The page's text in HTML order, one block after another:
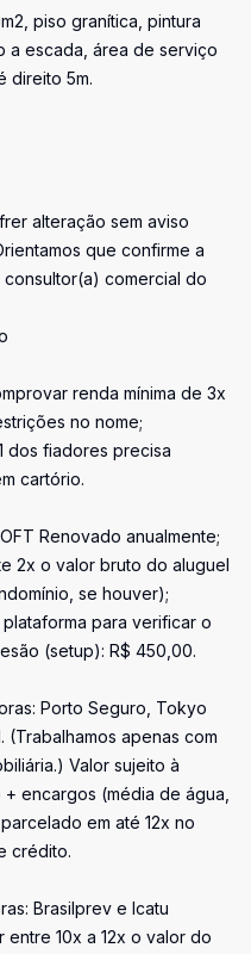
piso granítica, pintura
a escada, área de serviço
direito 5m.
alteração sem aviso
que confirme a
comercial do
renda mínima de 3x
no nome;
dos fiadores precisa
cartório.
Renovado anualmente;
2x o valor bruto do aluguel
se houver);
para verificar o
(setup): R$ 450,00.
Porto Seguro, Tokyo
apenas com
Valor sujeito à
encargos (média de água,
em até 12x no
crédito.
Brasilprev e Icatu
entre 10x a 12x o valor do